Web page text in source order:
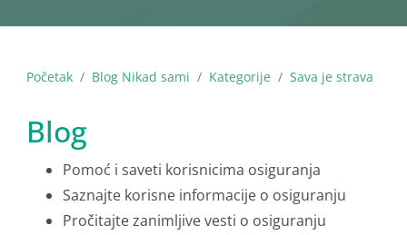
Početak Blog Nikad sami Kategorije Sava je strava
Blog
Pomoć i saveti korisnicima osiguranja
Saznajte korisne informacije o osiguranju
Pročitajte zanimljive vesti o osiguranju